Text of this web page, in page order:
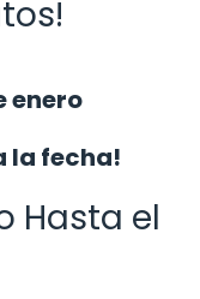
enero
la fecha!
Hasta el